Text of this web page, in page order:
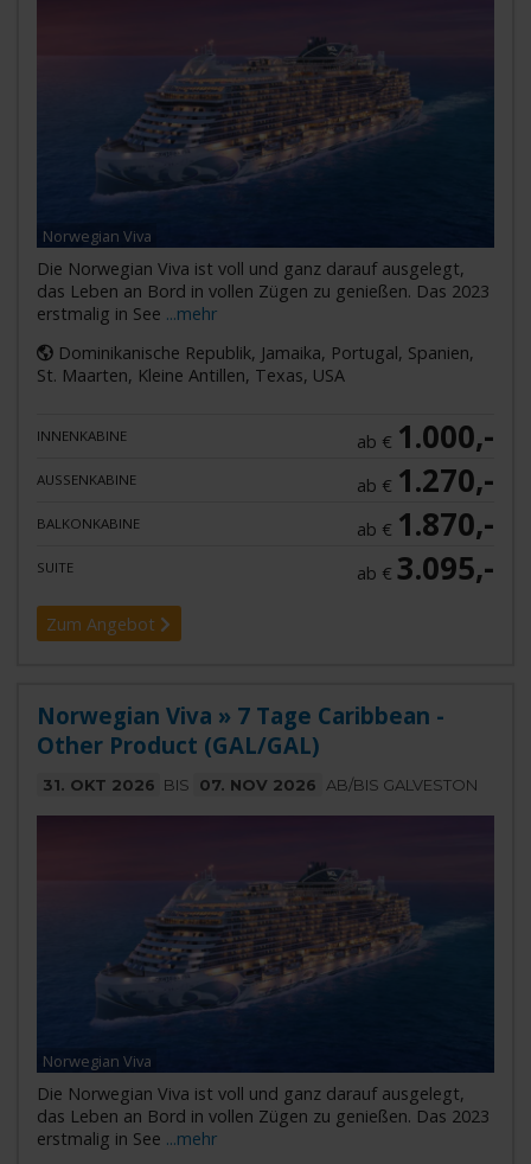
Norwegian Viva
Die Norwegian Viva ist voll und ganz darauf ausgelegt,
das Leben an Bord in vollen Zügen zu genießen. Das 2023
erstmalig in See ...mehr
Dominikanische Republik, Jamaika, Portugal, Spanien,
St. Maarten, Kleine Antillen, Texas, USA
INNENKABINE ab € 1.000,-
AUSSENKABINE ab € 1.270,-
BALKONKABINE ab € 1.870,-
SUITE ab €3.095,-
Zum Angebot
Norwegian Viva » 7 Tage Caribbean -
Other Product (GAL/GAL)
31. OKT 2026 BIS 07. NOV 2026 AB/BIS GALVESTON
Norwegian Viva
Die Norwegian Viva ist voll und ganz darauf ausgelegt,
das Leben an Bord in vollen Zügen zu genießen. Das 2023
erstmalig in See ...mehr